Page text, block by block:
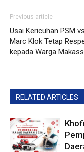
Previous article
Usai Kericuhan PSM
Marc Klok Tetap
kepada Warga
RELATED ARTICLES